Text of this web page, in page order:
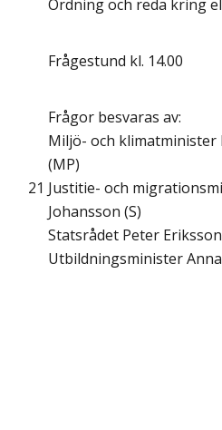
Ordning och reda kring
Frågestund kl. 14.00
21
Frågor besvaras av:
Miljö- och klimatminister
(MP)
Justitie- och
Johansson (S)
Statsrådet Peter
Utbildningsminister